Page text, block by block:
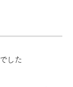
した